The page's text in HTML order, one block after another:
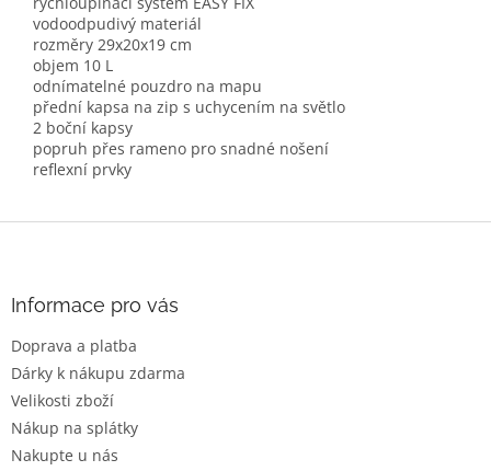
vodoodpudivý materiál
rozměry 29x20x19 cm
objem 10 L
odnímatelné pouzdro na mapu
přední kapsa na zip s uchycením na světlo
2 boční kapsy
popruh přes rameno pro snadné nošení
reflexní prvky
Informace pro vás
Doprava a platba
Dárky k nákupu zdarma
Velikosti zboží
Nákup na splátky
Nakupte u nás